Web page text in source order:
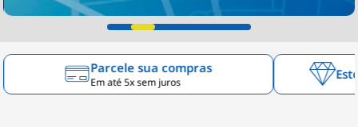
Parcele sua compras
Em até 5x sem juros